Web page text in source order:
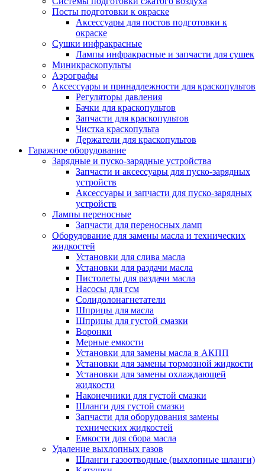
Посты подготовки к окраске
Аксессуары для постов подготовки к
окраске
Сушки инфракрасные
Лампы инфракрасные и запчасти для сушек
Миникраскопульты
Аэрографы
Аксессуары и принадлежности для краскопультов
Регуляторы давления
Бачки для краскопультов
Запчасти для краскопультов
Чистка краскопульта
Держатели для краскопультов
Гаражное оборудование
Зарядные и пуско-зарядные устройства
Запчасти и аксессуары для пуско-зарядных
устройств
Аксессуары и запчасти для пуско-зарядных
устройств
Лампы переносные
Запчасти для переносных ламп
Оборудование для замены масла и технических
жидкостей
Установки для слива масла
Установки для раздачи масла
Пистолеты для раздачи масла
Насосы для гсм
Солидолонагнетатели
Шприцы для масла
Шприцы для густой смазки
Воронки
Мерные емкости
Установки для замены масла в АКПП
Установки для замены тормозной жидкости
Установки для замены охлаждающей
жидкости
Наконечники для густой смазки
Шланги для густой смазки
Запчасти для оборудования замены
технических жидкостей
Емкости для сбора масла
Удаление выхлопных газов
Шланги газоотводные (выхлопные шланги)